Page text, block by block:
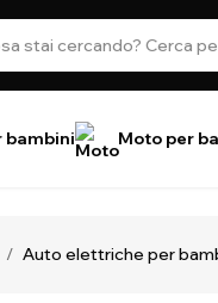
bambini Moto per
/ Auto elettriche per